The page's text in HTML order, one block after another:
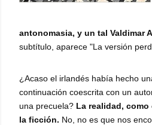
antonomasia, y un tal Valdimar
subtítulo, aparece "La versión
¿Acaso el irlandés había hecho
continuación coescrita con un
una precuela? La realidad,
la ficción. No, no es que nos